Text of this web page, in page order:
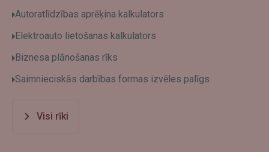
Autoratlīdzības aprēķina kalkulators
Elektroauto lietošanas kalkulators
Biznesa plānošanas rīks
Saimnieciskās darbības formas izvēles palīgs
Visi rīki